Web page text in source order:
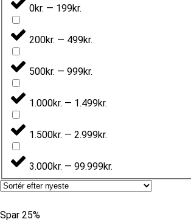
0kr. — 199kr.
200kr. — 499kr.
500kr. — 999kr.
1.000kr. — 1.499kr.
1.500kr. — 2.999kr.
3.000kr. — 99.999kr.
Spar 25%